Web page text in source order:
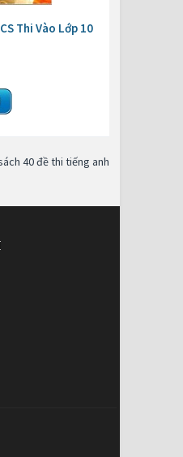
Thi Vào Lớp 10
40 đề thi tiếng anh